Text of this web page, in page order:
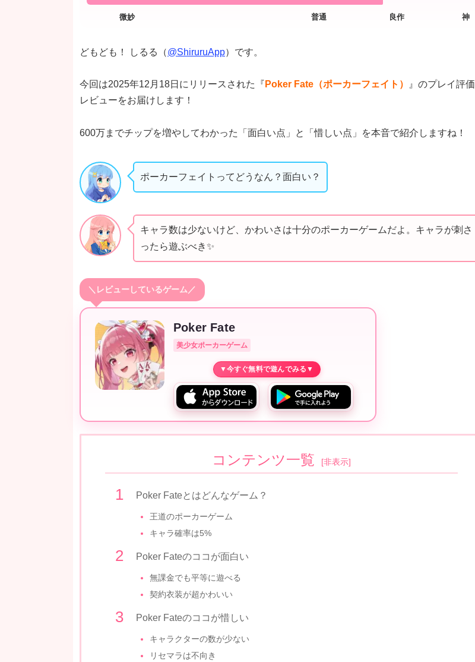
どもども！ しるる（@ShiruruApp）です。
今回は2025年12月18日にリリースされた『 Poker Fate（ポーカーフェイト）
』のプレイ評価
レビューをお届けします！
600万までチップを増やしてわかった「面白い点」と「惜しい点」を本音で紹介しますね！
ポーカーフェイトってどうなん？面白い？
キャラ数は少ないけど、かわいさは十分のポーカーゲームだよ。キャラが刺さ
ったら遊ぶべき✨️
＼レビューしているゲーム／
Poker Fate
美少女ポーカーゲーム
コンテンツ一覧 [非表示]
Poker Fateとはどんなゲーム？
王道のポーカーゲーム
キャラ確率は5%
Poker Fateのココが面白い
無課金でも平等に遊べる
契約衣装が超かわいい
Poker Fateのココが惜しい
キャラクターの数が少ない
リセマラは不向き